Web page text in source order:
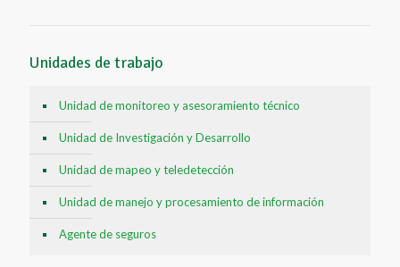
Unidades de trabajo
Unidad de monitoreo y asesoramiento técnico
Unidad de Investigación y Desarrollo
Unidad de mapeo y teledetección
Unidad de manejo y procesamiento de información
Agente de seguros